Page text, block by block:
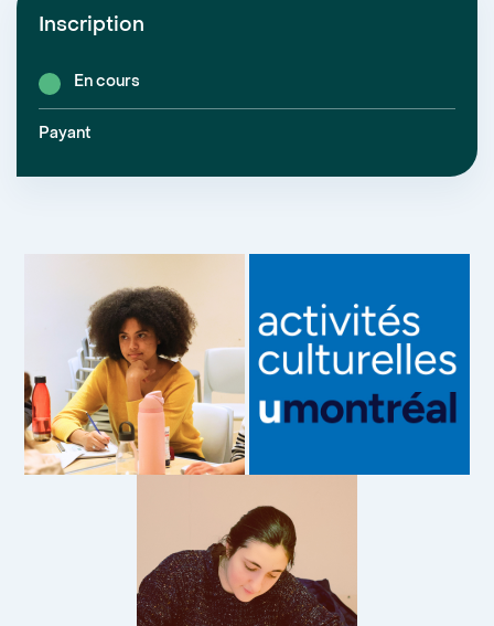
Inscription
En cours
Payant